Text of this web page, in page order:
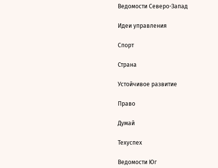
Ведомости Северо-Запад
Идеи управления
Спорт
Страна
Устойчивое развитие
Право
Думай
Техуспех
Ведомости Юг